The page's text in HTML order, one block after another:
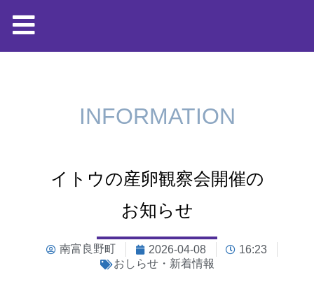
INFORMATION
イトウの産卵観察会開催の
お知らせ
南富良野町 2026-04-08
16:23
おしらせ・新着情報